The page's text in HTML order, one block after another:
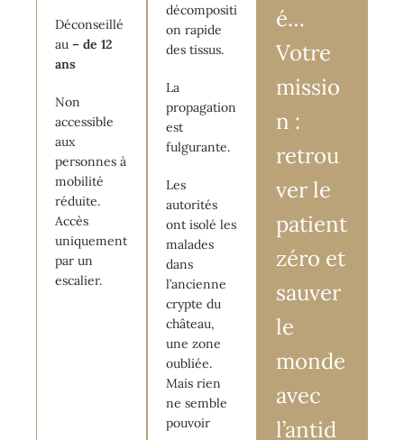
Déconseillé
au – de 12
ans
Non
accessible
aux
personnes à
mobilité
réduite.
Accès
uniquement
par un
escalier.
décompositi
on rapide
des tissus.
La
propagation
est
fulgurante.
Les
autorités
ont isolé les
malades
dans
l’ancienne
crypte du
château,
une zone
oubliée.
Mais rien
ne semble
pouvoir
é…
Votre
missio
n :
retrou
ver le
patient
zéro et
sauver
le
monde
avec
l’antid